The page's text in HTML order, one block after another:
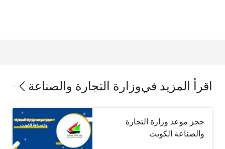
اقرأ المزيد فيوزارة التجارة والصناعة
حجز موعد وزارة التجارة
والصناعة الكويت